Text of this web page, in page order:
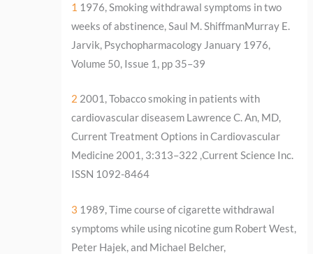
1 1976, Smoking withdrawal symptoms in two
weeks of abstinence, Saul M. ShiffmanMurray E.
Jarvik, Psychopharmacology January 1976,
Volume 50, Issue 1, pp 35–39
2 2001, Tobacco smoking in patients with
cardiovascular diseasem Lawrence C. An, MD,
Current Treatment Options in Cardiovascular
Medicine 2001, 3:313–322 ,Current Science Inc.
ISSN 1092-8464
3 1989, Time course of cigarette withdrawal
symptoms while using nicotine gum Robert West,
Peter Hajek, and Michael Belcher,